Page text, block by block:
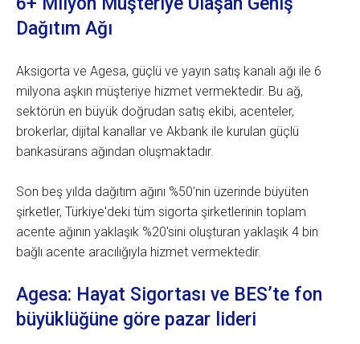
Dağıtım Ağı
Aksigorta ve Agesa, güçlü ve yayın satış kanalı ağı ile 6
milyona aşkın müşteriye hizmet vermektedir. Bu ağ,
sektörün en büyük doğrudan satış ekibi, acenteler,
brokerlar, dijital kanallar ve Akbank ile kurulan güçlü
bankasürans ağından oluşmaktadır.
Son beş yılda dağıtım ağını %50'nin üzerinde büyüten
şirketler, Türkiye'deki tüm sigorta şirketlerinin toplam
acente ağının yaklaşık %20'sini oluşturan yaklaşık 4 bin
bağlı acente aracılığıyla hizmet vermektedir.
Agesa: Hayat Sigortası ve BES’te fon
büyüklüğüne göre pazar lideri